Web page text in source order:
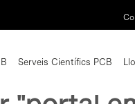
Serveis Científics PCB